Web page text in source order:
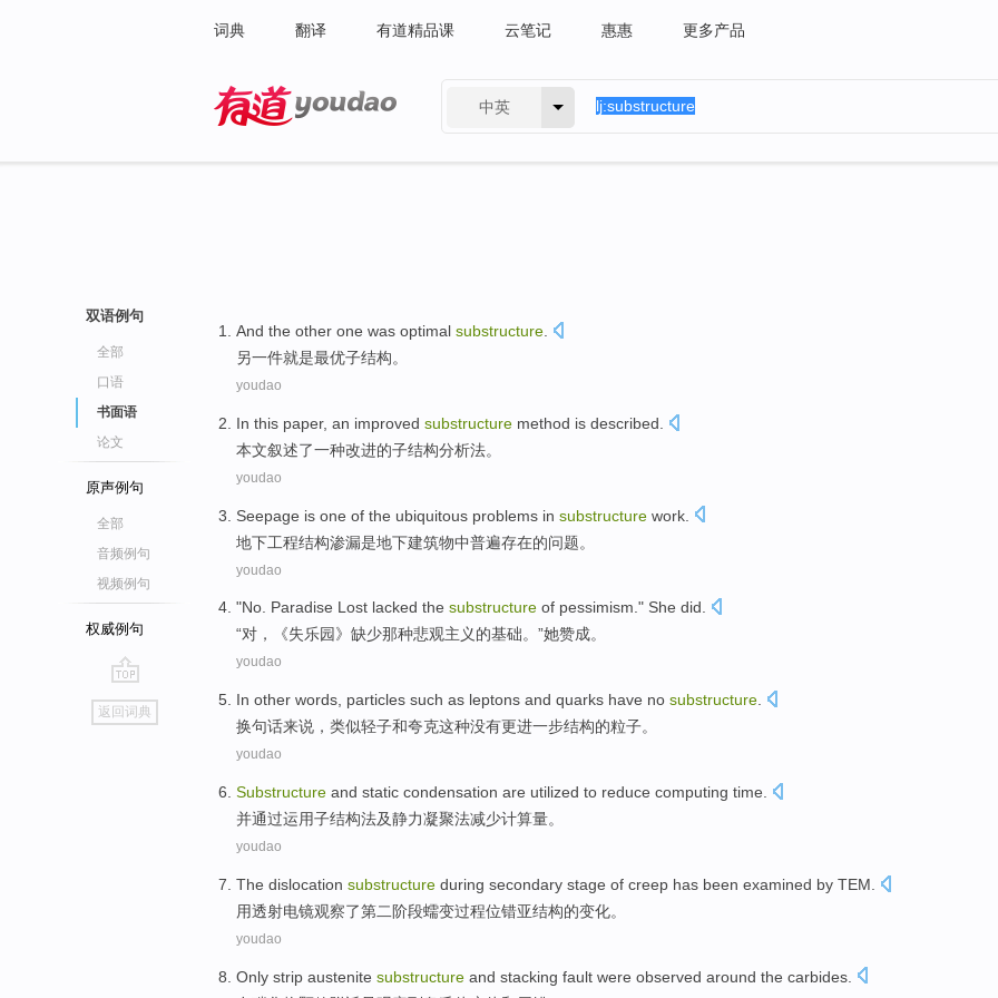
词典 翻译 有道精品课 云笔记 惠惠 更多产品
中英
双语例句
全部
口语
书面语
论文
原声例句
全部
音频例句
视频例句
权威例句
go
top
返回词典
And the other one was optimal substructure
另一件就是最优子结构。
youdao
In this paper, an improved substructure method is described
本文叙述了一种改进的子结构分析法。
youdao
Seepage is one of the ubiquitous problems in substructure work
地下工程结构渗漏是地下建筑物中普遍存在的问题。
youdao
"No. Paradise Lost lacked the substructure of pessimism." She did.
“对 ，《失乐园》 缺少那种悲观主义的基础。”她赞成。
youdao
In other words particles such as leptons and quarks have no substructure
换句话来说，类似轻子和夸克这种没有更进一步结构的粒子。
youdao
Substructure and static condensation are utilized to reduce computing time.
并通过运用子结构法及静力凝聚法减少计算量。
youdao
The dislocation substructure during secondary stage of creep has been examined by TEM
用透射电镜观察了第二 阶段蠕变过程位错亚结构的变化。
youdao
Only strip austenite substructure and stacking fault were observed around the carbides